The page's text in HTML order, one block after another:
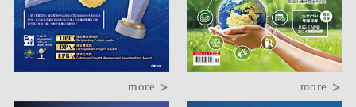
more more